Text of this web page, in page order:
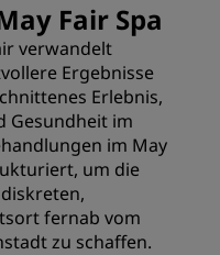
Fair Spa
verwandelt
Ergebnisse
Erlebnis,
Gesundheit im
im May
um die
fernab vom
zu schaffen.